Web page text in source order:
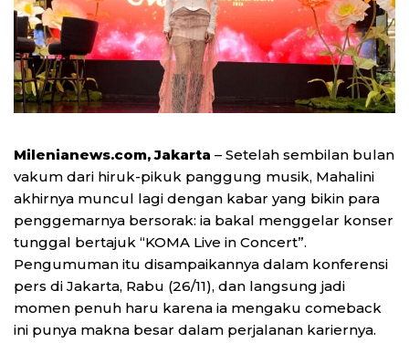
Milenianews.com, Jakarta – Setelah sembilan bulan
vakum dari hiruk-pikuk panggung musik, Mahalini
akhirnya muncul lagi dengan kabar yang bikin para
penggemarnya bersorak: ia bakal menggelar konser
tunggal bertajuk “KOMA Live in Concert”.
Pengumuman itu disampaikannya dalam konferensi
pers di Jakarta, Rabu (26/11), dan langsung jadi
momen penuh haru karena ia mengaku comeback
ini punya makna besar dalam perjalanan kariernya.